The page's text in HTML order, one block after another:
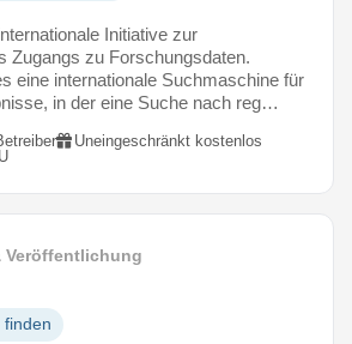
Initiative zur
Zugangs zu Forschungsdaten.
eine internationale Suchmaschine für
in der eine Suche nach reg…
Uneingeschränkt kostenlos
Veröffentlichung
finden